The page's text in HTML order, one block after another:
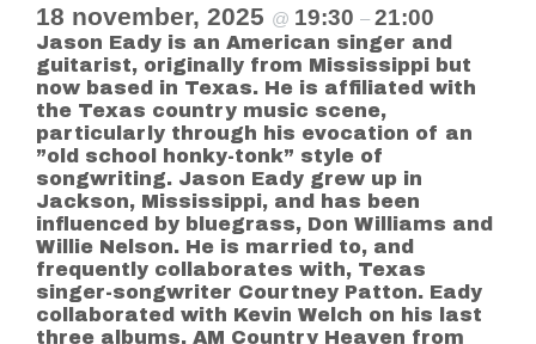
18 november, 2025 @ 19:30 – 21:00
Jason Eady is an American singer and
guitarist, originally from Mississippi but
now based in Texas. He is affiliated with
the Texas country music scene,
particularly through his evocation of an
”old school honky-tonk” style of
songwriting. Jason Eady grew up in
Jackson, Mississippi, and has been
influenced by bluegrass, Don Williams and
Willie Nelson. He is married to, and
frequently collaborates with, Texas
singer-songwriter Courtney Patton. Eady
collaborated with Kevin Welch on his last
three albums, AM Country Heaven from